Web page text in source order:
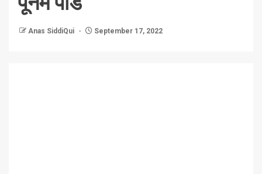
Anas SiddiQui September 17, 2022